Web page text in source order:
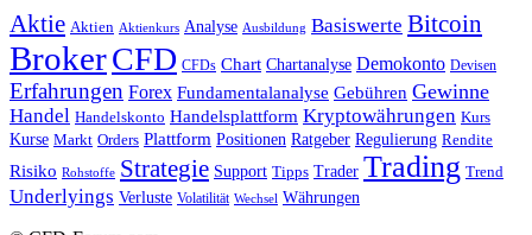
Aktie Aktien Aktienkurs Analyse Ausbildung Basiswerte Bitcoin
BrokerCFD CFDs Chart Chartanalyse Demokonto Devisen
Erfahrungen Forex Fundamentalanalyse Gebühren Gewinne
Handel Handelskonto Handelsplattform Kryptowährungen Kurs
Kurse Markt Orders Plattform Positionen Ratgeber Regulierung Rendite
Risiko Rohstoffe Strategie Support Tipps Trader Trading Trend
Underlyings Verluste Volatilität Wechsel Währungen